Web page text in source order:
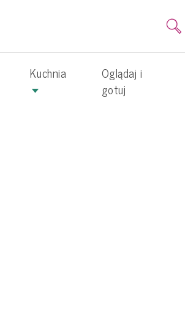
Kuchnia
Oglądaj i
gotuj